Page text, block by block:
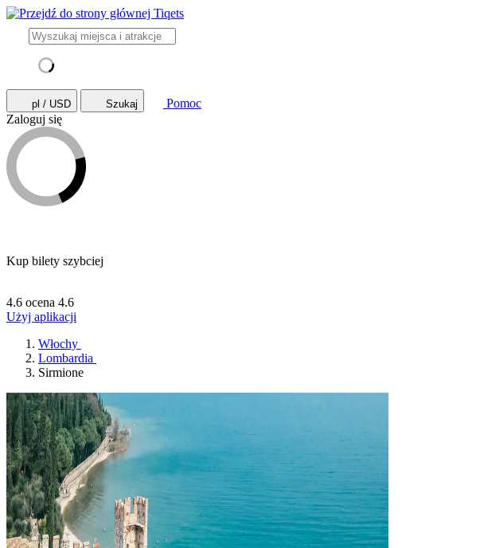
pl / USD Szukaj
Pomoc
Zaloguj się
Kup bilety szybciej
4.6 ocena 4.6
Użyj aplikacji
Włochy
Lombardia
Sirmione